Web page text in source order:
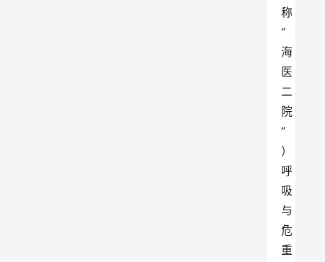
称
“
海
医
二
院
”
）
呼
吸
与
危
重